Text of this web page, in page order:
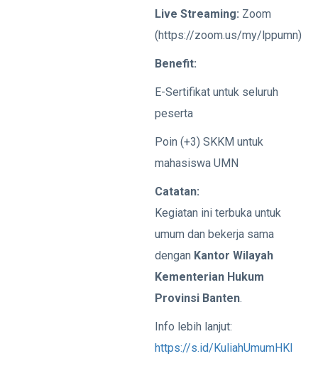
Live Streaming: Zoom
(https://zoom.us/my/lppumn)
Benefit:
E-Sertifikat untuk seluruh
peserta
Poin (+3) SKKM untuk
mahasiswa UMN
Catatan:
Kegiatan ini terbuka untuk
umum dan bekerja sama
dengan Kantor Wilayah
Kementerian Hukum
Provinsi Banten.
Info lebih lanjut:
https://s.id/KuliahUmumHKI